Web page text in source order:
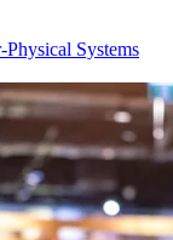
Physical Systems